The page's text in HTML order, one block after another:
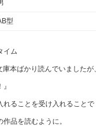
型
イム
庫本ばかり読んでいましたが
れることを受け入れることで
品を読むように。